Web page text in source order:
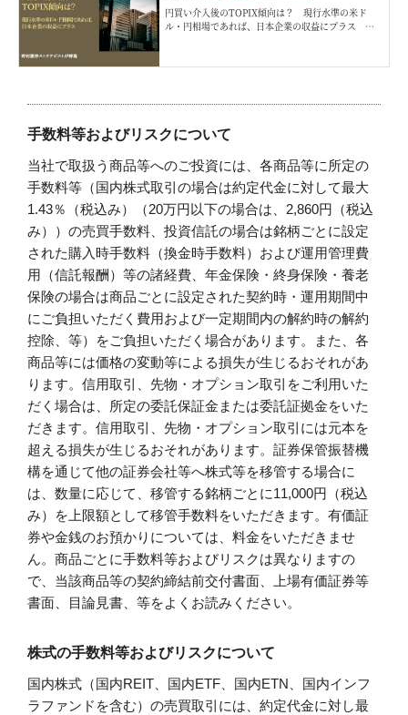
円買い介入後のTOPIX傾向は？ 現行水準の米ド
ル・円相場であれば、日本企業の収益にプラス 野
手数料等およびリスクについて
当社で取扱う商品等へのご投資には、各商品等に所定の
手数料等（国内株式取引の場合は約定代金に対して最大
1.43％（税込み）（20万円以下の場合は、2,860円（税込
み））の売買手数料、投資信託の場合は銘柄ごとに設定
された購入時手数料（換金時手数料）および運用管理費
用（信託報酬）等の諸経費、年金保険・終身保険・養老
保険の場合は商品ごとに設定された契約時・運用期間中
にご負担いただく費用および一定期間内の解約時の解約
控除、等）をご負担いただく場合があります。また、各
商品等には価格の変動等による損失が生じるおそれがあ
ります。信用取引、先物・オプション取引をご利用いた
だく場合は、所定の委託保証金または委託証拠金をいた
だきます。信用取引、先物・オプション取引には元本を
超える損失が生じるおそれがあります。証券保管振替機
構を通じて他の証券会社等へ株式等を移管する場合に
は、数量に応じて、移管する銘柄ごとに11,000円（税込
み）を上限額として移管手数料をいただきます。有価証
券や金銭のお預かりについては、料金をいただきませ
ん。商品ごとに手数料等およびリスクは異なりますの
で、当該商品等の契約締結前交付書面、上場有価証券等
書面、目論見書、等をよくお読みください。
株式の手数料等およびリスクについて
国内株式（国内REIT、国内ETF、国内ETN、国内インフ
ラファンドを含む）の売買取引には、約定代金に対し最